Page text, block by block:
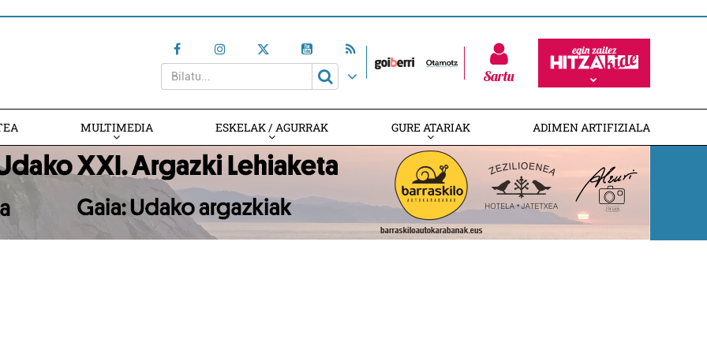
Sartu
MULTIMEDIA ESKELAK / AGURRAK GURE ATARIAK ADIMEN ARTIFIZIALA